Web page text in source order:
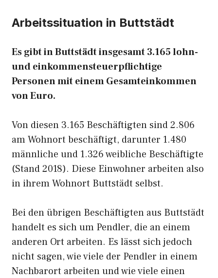
Arbeitssituation in Buttstädt
Es gibt in Buttstädt insgesamt 3.165 lohn-
und einkommensteuerpflichtige
Personen mit einem Gesamteinkommen
von Euro.
Von diesen 3.165 Beschäftigten sind 2.806
am Wohnort beschäftigt, darunter 1.480
männliche und 1.326 weibliche Beschäftigte
(Stand 2018). Diese Einwohner arbeiten also
in ihrem Wohnort Buttstädt selbst.
Bei den übrigen Beschäftigten aus Buttstädt
handelt es sich um Pendler, die an einem
anderen Ort arbeiten. Es lässt sich jedoch
nicht sagen, wie viele der Pendler in einem
Nachbarort arbeiten und wie viele einen